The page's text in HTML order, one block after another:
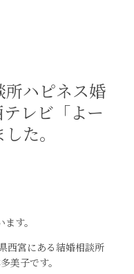
ハピネス婚
レビ「よー
た。
す。
西宮にある結婚相談所
美子です。